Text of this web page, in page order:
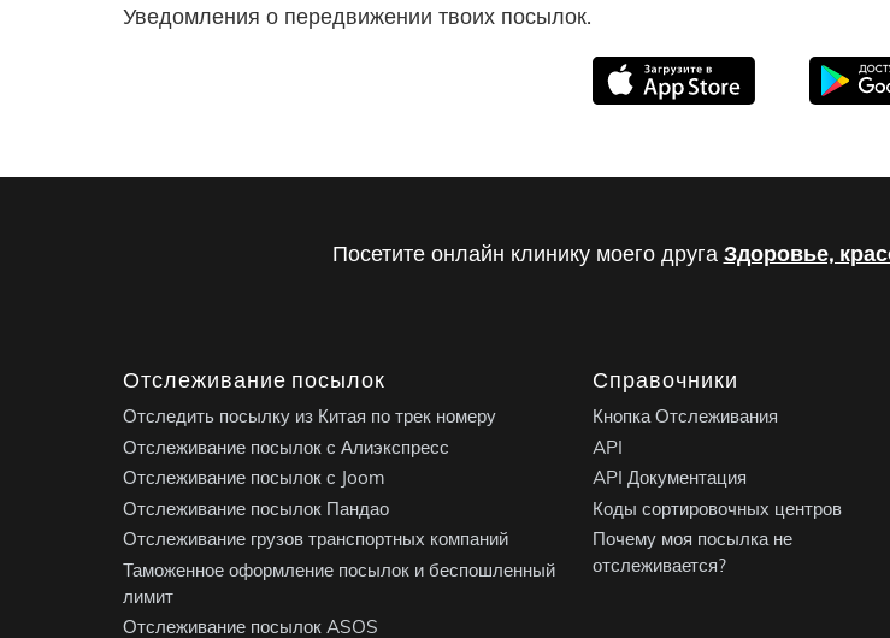
Уведомления о передвижении твоих посылок.
Посетите онлайн клинику моего друга Здоровье,
Отслеживание посылок
Отследить посылку из Китая по трек номеру
Отслеживание посылок с Алиэкспресс
Отслеживание посылок с Joom
Отслеживание посылок Пандао
Отслеживание грузов транспортных компаний
Таможенное оформление посылок и беспошленный
лимит
Отслеживание посылок ASOS
Справочники
Кнопка Отслеживания
API
API Документация
Коды сортировочных центров
Почему моя посылка не
отслеживается?